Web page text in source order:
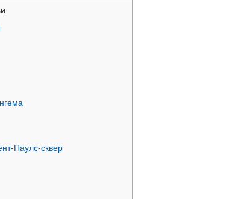
Паулс-сквер